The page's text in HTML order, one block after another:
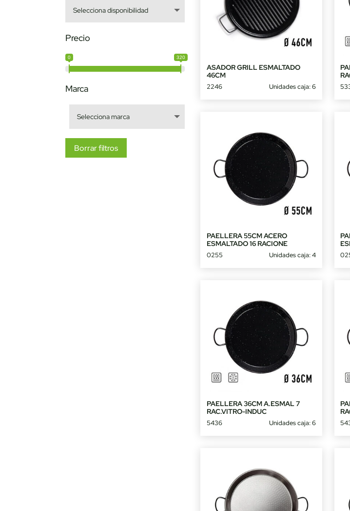
Precio
0 320
Marca
Borrar filtros
ASADOR GRILL ESMALTADO
46CM
2246 Unidades caja: 6
PAELLERA 55CM ACERO
ESMALTADO 16 RACIONE
0255 Unidades caja: 4
PAELLERA 36CM A.ESMAL 7
RAC.VITRO-INDUC
5436 Unidades caja: 6